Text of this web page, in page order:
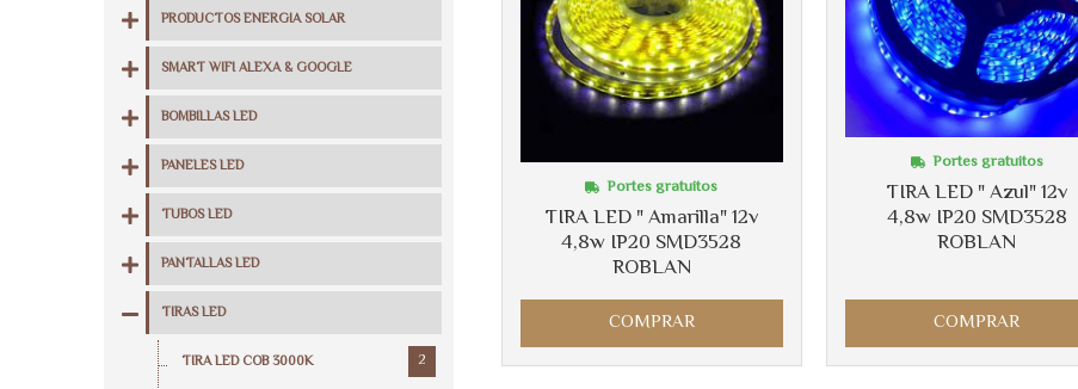
PRODUCTOS ENERGIA SOLAR
SMART WIFI ALEXA & GOOGLE
BOMBILLAS LED
PANELES LED
TUBOS LED
PANTALLAS LED
TIRAS LED
TIRA LED COB 3000K 2
TIRA LED " Amarilla" 12v
4,8w IP20 SMD3528
ROBLAN
Portes gratuitos
COMPRAR
TIRA LED " Azul" 12v
4,8w IP20 SMD3528
ROBLAN
Portes gratuitos
COMPRAR